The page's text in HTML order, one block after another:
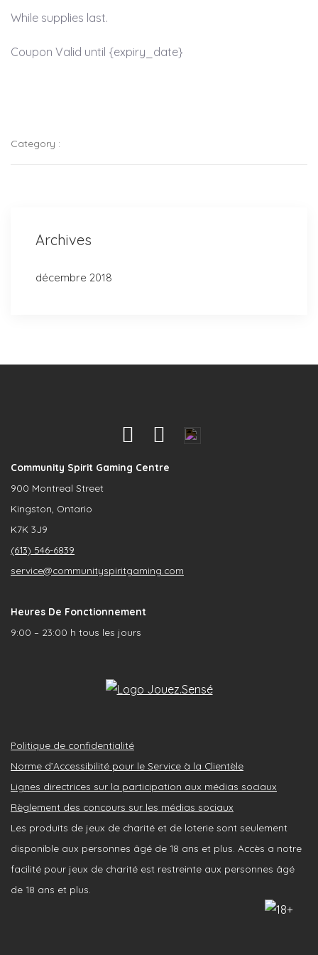
While supplies last.
Coupon Valid until {expiry_date}
Category :
Archives
décembre 2018
Community Spirit Gaming Centre
900 Montreal Street
Kingston, Ontario
K7K 3J9
(613) 546-6839
service@communityspiritgaming.com
Heures De Fonctionnement
9:00 – 23:00 h tous les jours
Politique de confidentialité
Norme d’Accessibilité pour le Service à la Clientèle
Lignes directrices sur la participation aux médias sociaux
Règlement des concours sur les médias sociaux
Les produits de jeux de charité et de loterie sont seulement
disponible aux personnes âgé de 18 ans et plus. Accès a notre
facilité pour jeux de charité est restreinte aux personnes âgé
de 18 ans et plus.